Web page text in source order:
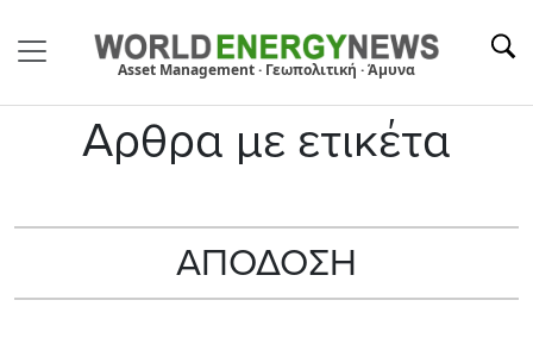
Asset Management · Γεωπολιτική · Άμυνα
Αρθρα με ετικέτα
ΑΠΟΔΟΣΗ